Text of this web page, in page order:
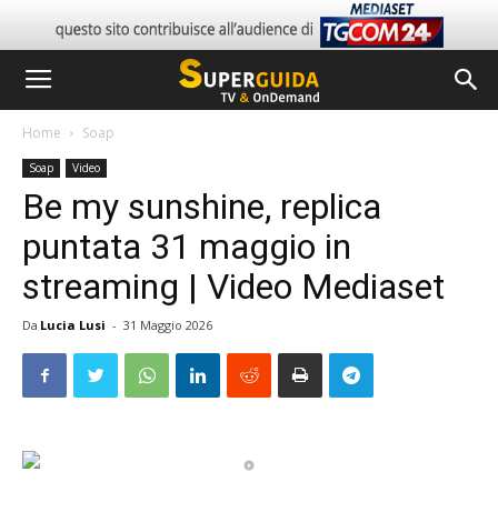
Home Soap
Soap Video
Be my sunshine, replica
puntata 31 maggio in
streaming | Video Mediaset
Da Lucia Lusi - 31 Maggio 2026